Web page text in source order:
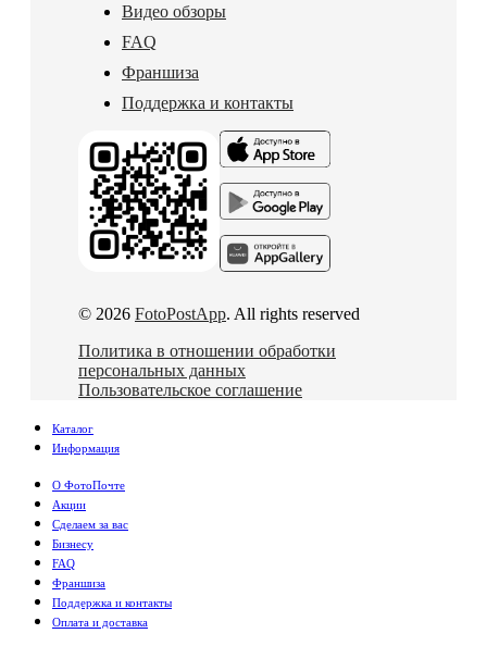
Видео обзоры
FAQ
Франшиза
Поддержка и контакты
© 2026 FotoPostApp. All rights reserved
Политика в отношении обработки
персональных данных
Пользовательское соглашение
Каталог
Информация
О ФотоПочте
Акции
Сделаем за вас
Бизнесу
FAQ
Франшиза
Поддержка и контакты
Оплата и доставка